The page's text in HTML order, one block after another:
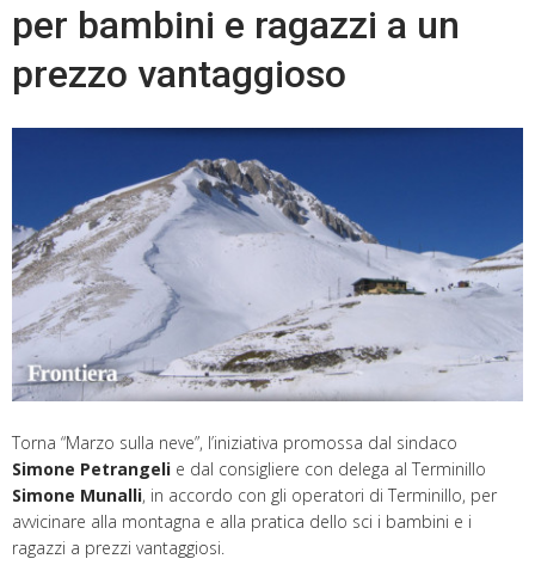
per bambini e ragazzi a un
prezzo vantaggioso
Torna “Marzo sulla neve”, l’iniziativa promossa dal sindaco
Simone Petrangeli e dal consigliere con delega al Terminillo
Simone Munalli, in accordo con gli operatori di Terminillo, per
avvicinare alla montagna e alla pratica dello sci i bambini e i
ragazzi a prezzi vantaggiosi.